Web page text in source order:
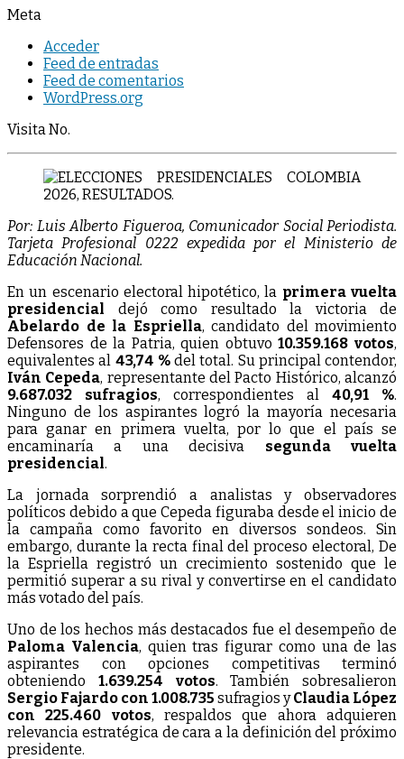
Meta
Acceder
Feed de entradas
Feed de comentarios
WordPress.org
Visita No.
Por: Luis Alberto Figueroa, Comunicador Social Periodista.
Tarjeta Profesional 0222 expedida por el Ministerio de
Educación Nacional.
En un escenario electoral hipotético, la primera vuelta
presidencial dejó como resultado la victoria de
Abelardo de la Espriella, candidato del movimiento
Defensores de la Patria, quien obtuvo10.359.168 votos,
equivalentes al 43,74 % del total. Su principal contendor,
Iván Cepeda, representante del Pacto Histórico, alcanzó
9.687.032 sufragios, correspondientes al 40,91 %.
Ninguno de los aspirantes logró la mayoría necesaria
para ganar en primera vuelta, por lo que el país se
encaminaría a una decisiva segunda vuelta
presidencial.
La jornada sorprendió a analistas y observadores
políticos debido a que Cepeda figuraba desde el inicio de
la campaña como favorito en diversos sondeos. Sin
embargo, durante la recta final del proceso electoral, De
la Espriella registró un crecimiento sostenido que le
permitió superar a su rival y convertirse en el candidato
más votado del país.
Uno de los hechos más destacados fue el desempeño de
Paloma Valencia, quien tras figurar como una de las
aspirantes con opciones competitivas terminó
obteniendo 1.639.254 votos. También sobresalieron
Sergio Fajardo con 1.008.735 sufragios yClaudia López
con 225.460 votos, respaldos que ahora adquieren
relevancia estratégica de cara a la definición del próximo
presidente.